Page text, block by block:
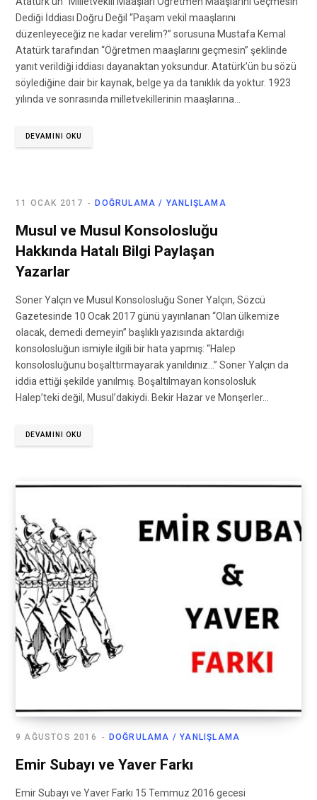
Dediği İddiası Doğru Değil “Paşam vekil maaşlarını
düzenleyeceğiz ne kadar verelim?” sorusuna Mustafa Kemal
Atatürk tarafından “Öğretmen maaşlarını geçmesin” şeklinde
yanıt verildiği iddiası dayanaktan yoksundur. Atatürk’ün bu sözü
söylediğine dair bir kaynak, belge ya da tanıklık da yoktur. 1923
yılında ve sonrasında milletvekillerinin maaşlarına…
DEVAMINI OKU
DOĞRULAMA / YANLIŞLAMA
11 OCAK 2017
Musul ve Musul Konsolosluğu
Hakkında Hatalı Bilgi Paylaşan
Yazarlar
Soner Yalçın ve Musul Konsolosluğu Soner Yalçın, Sözcü
Gazetesinde 10 Ocak 2017 günü yayınlanan “Olan ülkemize
olacak, demedi demeyin” başlıklı yazısında aktardığı
konsolosluğun ismiyle ilgili bir hata yapmış: “Halep
konsolosluğunu boşalttırmayarak yanıldınız…” Soner Yalçın da
iddia ettiği şekilde yanılmış. Boşaltılmayan konsolosluk
Halep’teki değil, Musul’dakiydi. Bekir Hazar ve Monşerler…
DEVAMINI OKU
DOĞRULAMA / YANLIŞLAMA
9 AĞUSTOS 2016
Emir Subayı ve Yaver Farkı
Emir Subayı ve Yaver Farkı 15 Temmuz 2016 gecesi